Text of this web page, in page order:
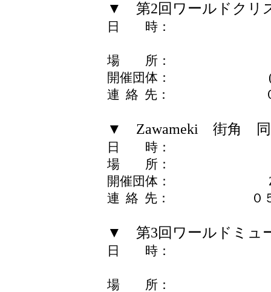
▼ 第2回ワールドクリ
日 時： 12月19日
場 所： イベント
開催団体： (社)ワー
連 絡 先： ０９０
▼ Zawameki 街角 同
日 時： 12月25日
場 所： 野外
開催団体：
連 絡 先： ０５３６
▼ 第3回ワールドミュ
日 時： 12月26日
場 所： イベ